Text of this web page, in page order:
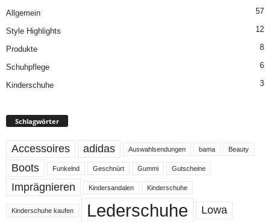
Allgemein 57
Style Highlights 12
Produkte 8
Schuhpflege 6
Kinderschuhe 3
Schlagwörter
Accessoires adidas Auswahlsendungen bama Beauty
Boots Funkelnd Geschnürt Gummi Gutscheine
Imprägnieren Kindersandalen Kinderschuhe
Kinderschuhe kaufen Lederschuhe Lowa